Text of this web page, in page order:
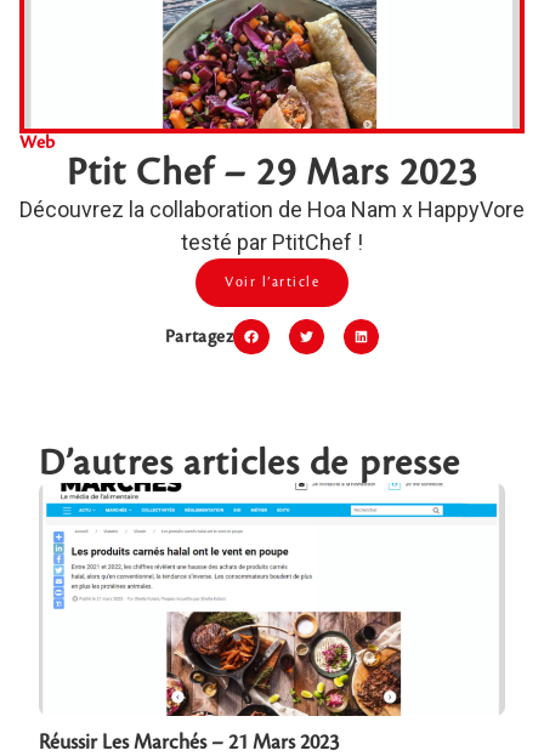
Web
Ptit Chef – 29 Mars 2023
Découvrez la collaboration de Hoa Nam x HappyVore
testé par PtitChef !
Voir l’article
Partagez
D’autres articles de presse
Réussir Les Marchés – 21 Mars 2023